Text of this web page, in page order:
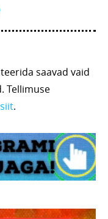
saavad vaid
Tellimuse
siit.